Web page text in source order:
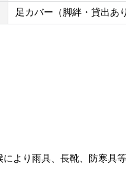
足カバー（脚絆・貸出あ
より雨具、長靴、防寒具